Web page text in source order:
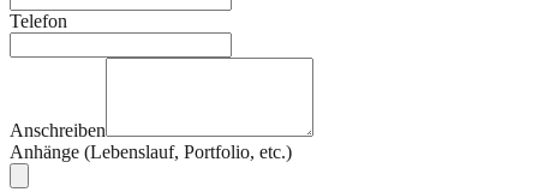
Telefon
Anschreiben
Anhänge (Lebenslauf, Portfolio, etc.)